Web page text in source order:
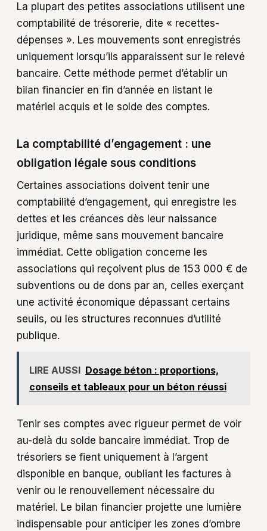
La plupart des petites associations utilisent une
comptabilité de trésorerie, dite « recettes-
dépenses ». Les mouvements sont enregistrés
uniquement lorsqu’ils apparaissent sur le relevé
bancaire. Cette méthode permet d’établir un
bilan financier en fin d’année en listant le
matériel acquis et le solde des comptes.
La comptabilité d’engagement : une
obligation légale sous conditions
Certaines associations doivent tenir une
comptabilité d’engagement, qui enregistre les
dettes et les créances dès leur naissance
juridique, même sans mouvement bancaire
immédiat. Cette obligation concerne les
associations qui reçoivent plus de 153 000 € de
subventions ou de dons par an, celles exerçant
une activité économique dépassant certains
seuils, ou les structures reconnues d’utilité
publique.
LIRE AUSSI Dosage béton : proportions,
conseils et tableaux pour un béton réussi
Tenir ses comptes avec rigueur permet de voir
au-delà du solde bancaire immédiat. Trop de
trésoriers se fient uniquement à l’argent
disponible en banque, oubliant les factures à
venir ou le renouvellement nécessaire du
matériel. Le bilan financier projette une lumière
indispensable pour anticiper les zones d’ombre